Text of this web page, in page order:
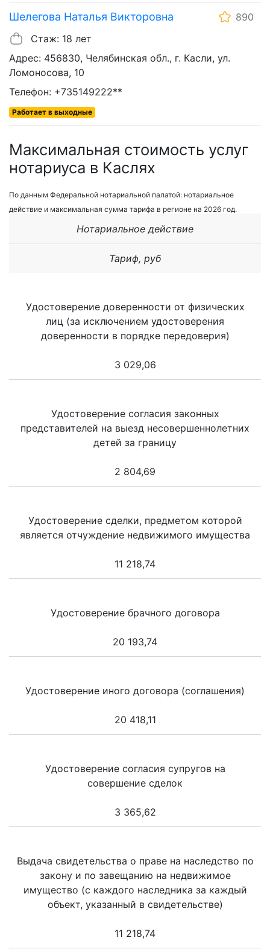
Шелегова Наталья Викторовна
890
Стаж: 18 лет
Адрес: 456830, Челябинская обл., г. Касли, ул.
Ломоносова, 10
Телефон: +735149222**
Работает в выходные
Максимальная стоимость услуг
нотариуса в Каслях
По данным Федеральной нотариальной палатой: нотариальное
действие и максимальная сумма тарифа в регионе на 2026 год.
Нотариальное действие
Тариф, руб
Удостоверение доверенности от физических
лиц (за исключением удостоверения
доверенности в порядке передоверия)
3 029,06
Удостоверение согласия законных
представителей на выезд несовершеннолетних
детей за границу
2 804,69
Удостоверение сделки, предметом которой
является отчуждение недвижимого имущества
11 218,74
Удостоверение брачного договора
20 193,74
Удостоверение иного договора (соглашения)
20 418,11
Удостоверение согласия супругов на
совершение сделок
3 365,62
Выдача свидетельства о праве на наследство по
закону и по завещанию на недвижимое
имущество (с каждого наследника за каждый
объект, указанный в свидетельстве)
11 218,74